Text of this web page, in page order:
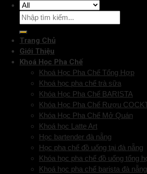
Trang Chủ
Giới Thiệu
Khoá Học Pha Chế
Khoá Học Pha Chế Tổng Hợp
Khoá học pha chế trà sữa
Khóa Học Pha Chế BARISTA
Khóa Học Pha Chế Rượu
Khóa Học Pha Chế Mở Quán
Khoá học Latte Art
Học bartender đà nẵng
Học pha chế đồ uống tại đà nẵng
Khóa học pha chế đồ uống tổng
Khoá học pha chế barista đà nẵng